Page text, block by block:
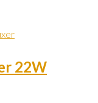
22W